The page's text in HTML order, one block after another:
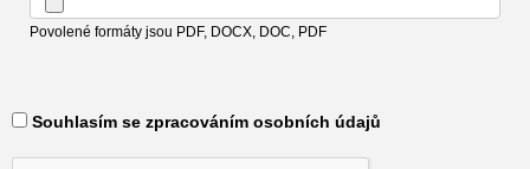
Povolené formáty jsou PDF, DOCX, DOC, PDF
​ Souhlasím se zpracováním osobních údajů